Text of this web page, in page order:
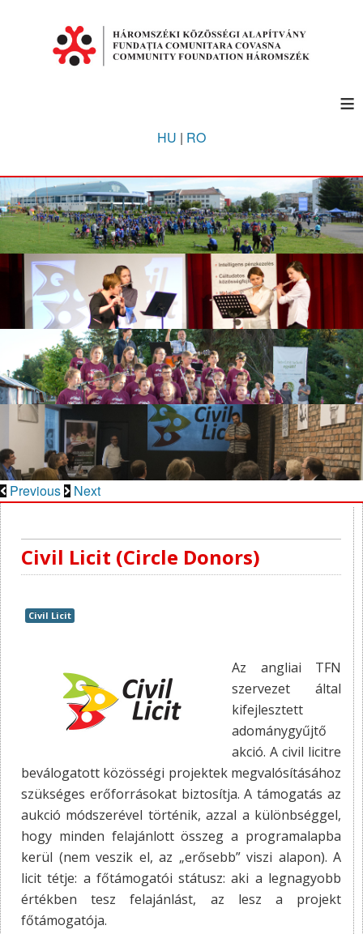
≡
HU | RO
Previous Next
Civil Licit (Circle Donors)
Civil Licit
Az angliai TFN
szervezet által
kifejlesztett
adománygyűjtő
akció. A civil licitre
beválogatott közösségi projektek megvalósításához
szükséges erőforrásokat biztosítja. A támogatás az
aukció módszerével történik, azzal a különbséggel,
hogy minden felajánlott összeg a programalapba
kerül (nem veszik el, az „erősebb” viszi alapon). A
licit tétje: a főtámogatói státusz: aki a legnagyobb
értékben tesz felajánlást, az lesz a projekt
főtámogatója.